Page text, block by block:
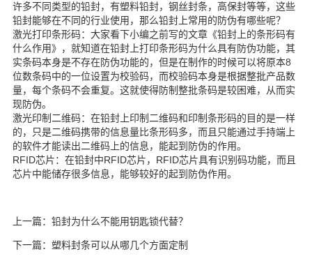
许多不同类型的铅封，有塑料铅封，钢丝封条，高保封等等，这些
铅封能够在不同的行业使用，那么铅封上常用的防伪有哪些呢？
激光打印条形码：大家看下小编之前写的文章《铅封上的条形码有
什么作用》，就知道在铅封上打印条形码为什么具有防伪功能，其
实条码本身是不存在防伪功能的，但是在制作的时候可以将原本8
位数条码中的一位设置为校验码，而校验码本身是根据整批产品数
量，每个条码不会重复。这就使得防制整批条码是较困难，从而实
现防伪。
激光印制二维码：在铅封上印制二维码和印制条形码的目的是一样
的，只是二维码携带的信息量比条形码多，而且只能通过手持端上
的软件才能读出二维码上的信息，能起到防伪的作用。
RFID芯片：在铅封中RFID芯片，RFID芯片具有识别码功能，而且
芯片中能储存很多信息，能够较好的起到防伪作用。
上一篇：铅封为什么不能用钥匙锁代替？
下一篇：塑料封条可以从哪几个方面定制